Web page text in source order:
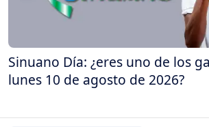
Sinuano Día: ¿eres uno de los
lunes 10 de agosto de 2026?